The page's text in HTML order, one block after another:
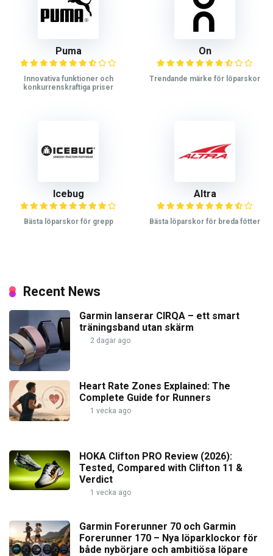
Puma
Innovativa funktioner och
konkurrenskraftiga priser
On
Trendande märke för löparskor
Icebug
Bästa löparskor för grepp
Altra
Bästa löparskor för breda fötter
Recent News
Garmin lanserar CIRQA – ett smart
träningsband utan skärm
2 dagar ago
Heart Rate Zones Explained: The
Complete Guide for Runners
1 vecka ago
HOKA Clifton PRO Review (2026):
Tested, Compared with Clifton 11 &
Verdict
1 vecka ago
Garmin Forerunner 70 och Garmin
Forerunner 170 – Nya löparklockor för
både nybörjare och ambitiösa löpare